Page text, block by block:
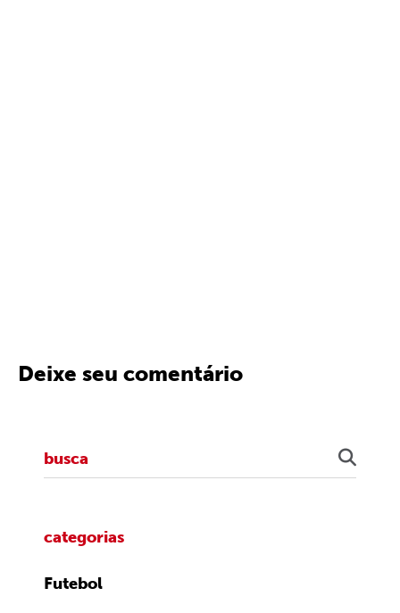
Deixe seu comentário
categorias
Futebol